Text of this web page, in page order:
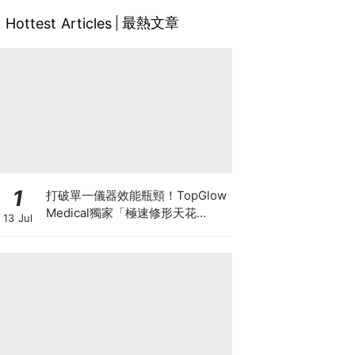
Hottest Articles 最熱文章
1
13 Jul
打破單一儀器效能瓶頸！TopGlow
Medical獨家「極速修形天花